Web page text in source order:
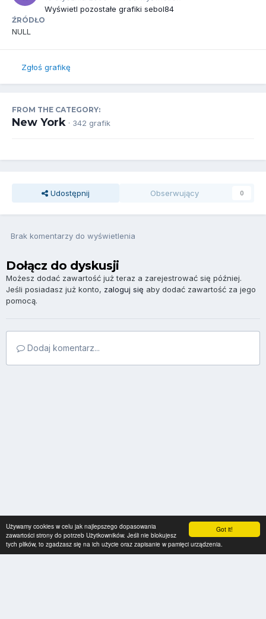
Got it!
Używamy cookies w celu jak najlepszego dopasowania
zawartości strony do potrzeb Użytkowników. Jeśli nie blokujesz
tych plików, to zgadzasz się na ich użycie oraz zapisanie w pamięci urządzenia.
Wyświetl pozostałe grafiki sebol84
ŹRÓDŁO
NULL
Zgłoś grafikę
FROM THE CATEGORY:
New York · 342 grafik
Udostępnij Obserwujący 0
Brak komentarzy do wyświetlenia
Dołącz do dyskusji
Możesz dodać zawartość już teraz a zarejestrować się później.
Jeśli posiadasz już konto, zaloguj się aby dodać zawartość za jego
pomocą.
Dodaj komentarz...